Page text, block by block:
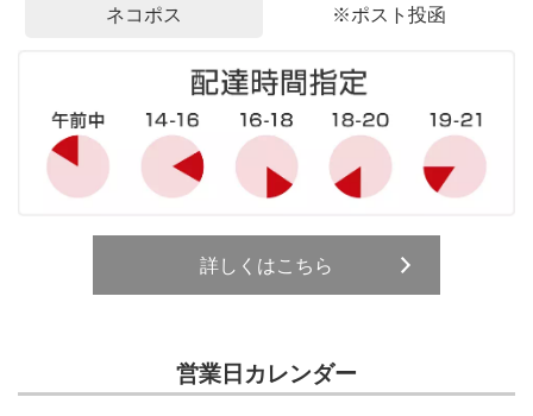
ネコポス ※ポスト投函
詳しくはこちら
営業日カレンダー